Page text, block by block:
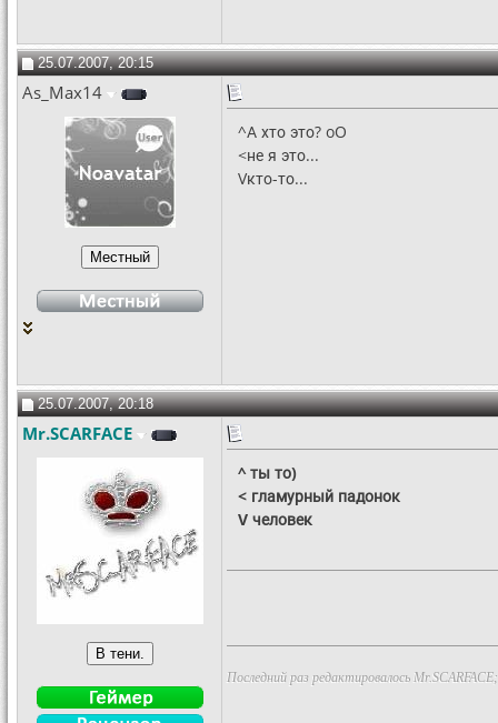
25.07.2007, 20:15
As_Max14
^А хто это? oO
<не я это...
Vкто-то...
25.07.2007, 20:18
Mr.SCARFACE
^ ты то)
< гламурный падонок
V человек
Последний раз редактировалось